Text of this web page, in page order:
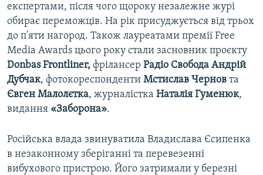
експертами, після чого щороку незалежне журі
обирає переможців. На рік присуджується від трьох
до п'яти нагород. Також лауреатами премії Free
Media Awards цього року стали засновник проєкту
Donbas Frontliner, фрілансер Радіо Свобода Андрій
Дубчак, фотокореспонденти Мстислав Чернов та
Євген Малолєтка, журналістка Наталія Гуменюк,
видання «Заборона».
Російська влада звинуватила Владислава Єсипенка
в незаконному зберіганні та перевезенні
вибухового пристрою. Його затримали у березні